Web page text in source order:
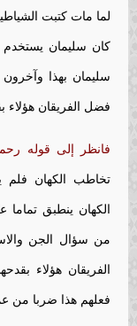
لما مات كتبت
كان سليمان
سليمان بهذا
فضل الفريقان هؤلاء
فانظر إلى قوله
تخاطب الكهان فلم
الكهان ينطبق
من سؤال الجن
الفريقان هؤلاء
فعلهم هذا ضربا من